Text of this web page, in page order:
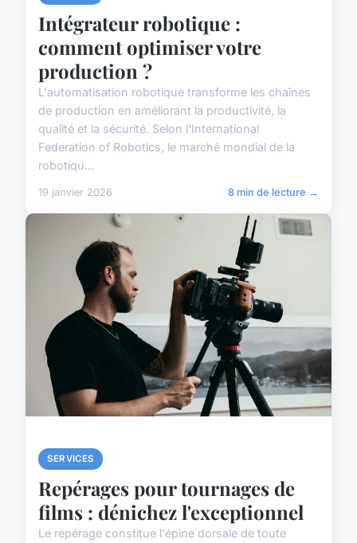
Intégrateur robotique :
comment optimiser votre
production ?
L'automatisation robotique transforme les chaînes
de production en améliorant la productivité, la
qualité et la sécurité. Selon l'International
Federation of Robotics, le marché mondial de la
robotiqu...
19 janvier 2026 8 min de lecture →
SERVICES
Repérages pour tournages de
films : dénichez l'exceptionnel
Le repérage constitue l'épine dorsale de toute